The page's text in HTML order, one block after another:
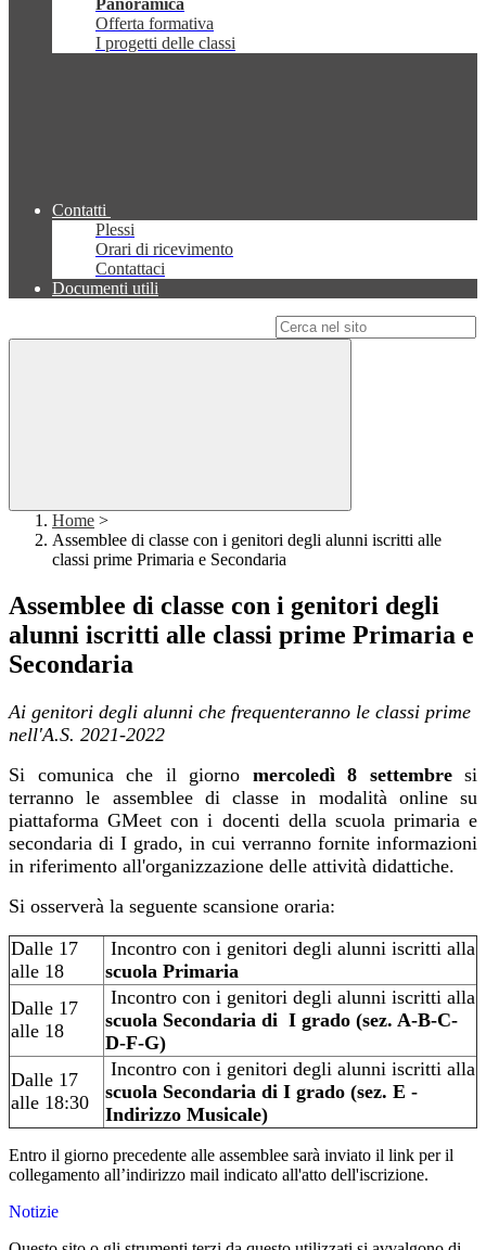
Panoramica
Offerta formativa
I progetti delle classi
Contatti
Plessi
Orari di ricevimento
Contattaci
Documenti utili
Home >
Assemblee di classe con i genitori degli alunni iscritti alle
classi prime Primaria e Secondaria
Assemblee di classe con i genitori degli
alunni iscritti alle classi prime Primaria e
Secondaria
Ai genitori degli alunni che frequenteranno le classi prime
nell'A.S. 2021-2022
Si comunica che il giorno mercoledì 8 settembresi
terranno le assemblee di classe in modalità online su
piattaforma GMeet con i docenti della scuola primaria e
secondaria di I grado, in cui verranno fornite informazioni
in riferimento all'organizzazione delle attività didattiche.
Si osserverà la seguente scansione oraria:
Dalle 17
alle 18
Incontro con i genitori degli alunni iscritti alla
scuola Primaria
Dalle 17
alle 18
Incontro con i genitori degli alunni iscritti alla
scuola Secondaria di I grado (sez. A-B-C-
D-F-G)
Dalle 17
alle 18:30
Incontro con i genitori degli alunni iscritti alla
scuola Secondaria di I grado (sez. E -
Indirizzo Musicale)
Entro il giorno precedente alle assemblee sarà inviato il link per il
collegamento all’indirizzo mail indicato all'atto dell'iscrizione.
Notizie